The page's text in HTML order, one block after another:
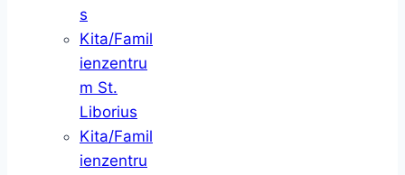
s
Kita/Famil
ienzentru
m St.
Liborius
Kita/Famil
ienzentru